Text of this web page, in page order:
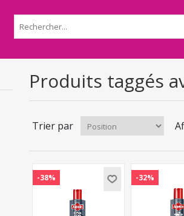
Produits taggés
Trier par
-38% -32%